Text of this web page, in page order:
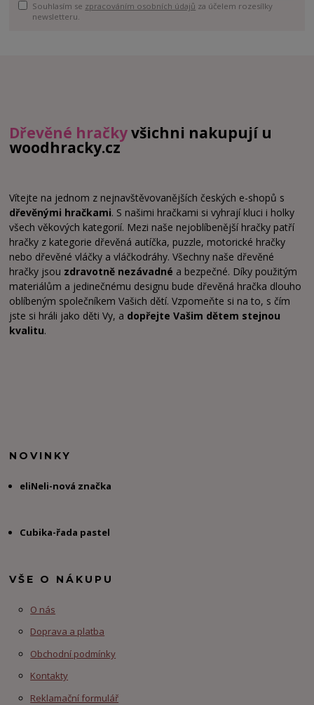
Souhlasím se zpracováním osobních údajů za účelem rozesílky
newsletteru.
Dřevěné hračkyvšichni nakupují u
woodhracky.cz
Vítejte na jednom z nejnavštěvovanějších českých e-shopů s
dřevěnými hračkami. S našimi hračkami si vyhrají kluci i holky
všech věkových kategorií. Mezi naše nejoblíbenější hračky patří
hračky z kategorie dřevěná autíčka, puzzle, motorické hračky
nebo dřevěné vláčky a vláčkodráhy. Všechny naše dřevěné
hračky jsou zdravotně nezávadné a bezpečné. Díky použitým
materiálům a jedinečnému designu bude dřevěná hračka dlouho
oblíbeným společníkem Vašich dětí. Vzpomeňte si na to, s čím
jste si hráli jako děti Vy, a dopřejte Vašim dětem stejnou
kvalitu.
NOVINKY
eliNeli-nová značka
Cubika-řada pastel
VŠE O NÁKUPU
O nás
Doprava a platba
Obchodní podmínky
Kontakty
Reklamační formulář